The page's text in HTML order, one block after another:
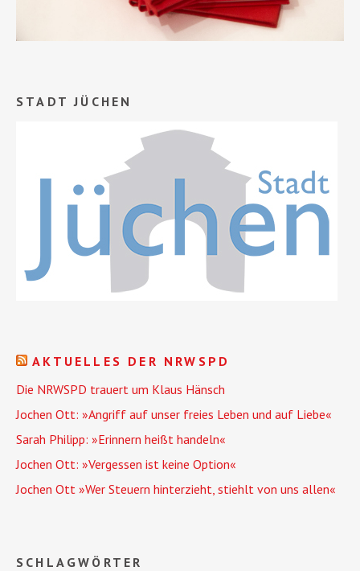
STADT JÜCHEN
AKTUELLES DER NRWSPD
Die NRWSPD trauert um Klaus Hänsch
Jochen Ott: »Angriff auf unser freies Leben und auf Liebe«
Sarah Philipp: »Erinnern heißt handeln«
Jochen Ott: »Vergessen ist keine Option«
Jochen Ott »Wer Steuern hinterzieht, stiehlt von uns allen«
SCHLAGWÖRTER